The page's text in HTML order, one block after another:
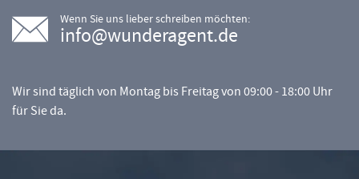
Wenn Sie uns lieber schreiben möchten:
info@wunderagent.de
Wir sind täglich von Montag bis Freitag von 09:00 - 18:00 Uhr
für Sie da.